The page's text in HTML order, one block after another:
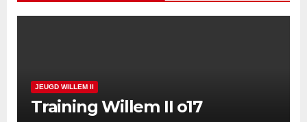
JEUGD WILLEM II
Training Willem II o17